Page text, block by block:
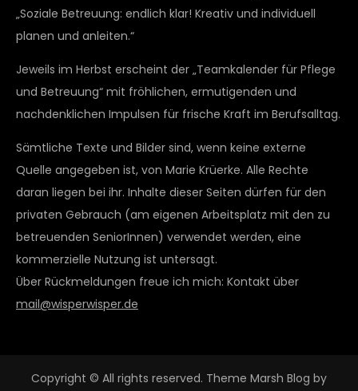
„Soziale Betreuung: endlich klar! Kreativ und individuell
planen und anleiten.“
Jeweils im Herbst erscheint der „Teamkalender für Pflege
und Betreuung“ mit fröhlichen, ermutigenden und
nachdenklichen Impulsen für frische Kraft im Berufsalltag.
Sämtliche Texte und Bilder sind, wenn keine externe
Quelle angegeben ist, von Marie Krüerke. Alle Rechte
daran liegen bei ihr. Inhalte dieser Seiten dürfen für den
privaten Gebrauch (am eigenen Arbeitsplatz mit den zu
betreuenden SeniorInnen) verwendet werden, eine
kommerzielle Nutzung ist untersagt.
Über Rückmeldungen freue ich mich: Kontakt über
mail@wisperwisper.de
Copyright © All rights reserved. Theme Marsh Blog by